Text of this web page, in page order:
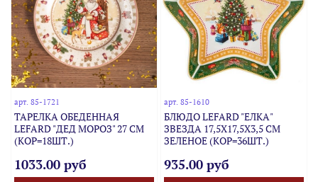
арт.85-1721
ТАРЕЛКА ОБЕДЕННАЯ
LEFARD "ДЕД МОРОЗ" 27 СМ
(КОР=18ШТ.)
1033.00 руб
арт. 85-1610
БЛЮДО LEFARD "ЕЛКА"
ЗВЕЗДА 17,5Х17,5Х3,5 СМ
ЗЕЛЕНОЕ (КОР=36ШТ.)
935.00 руб